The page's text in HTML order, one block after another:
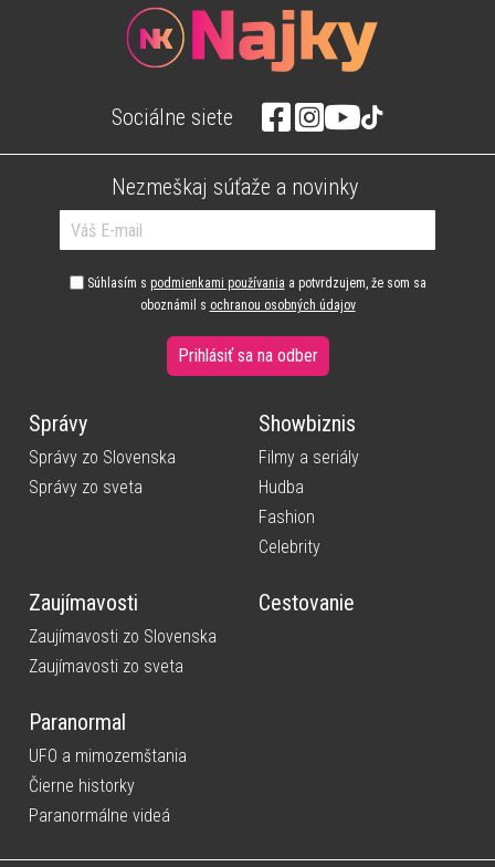
Sociálne siete
Nezmeškaj súťaže a novinky
Súhlasím s podmienkami používania a potvrdzujem, že som sa
oboznámil s ochranou osobných údajov
Prihlásiť sa na odber
Správy
Správy zo Slovenska
Správy zo sveta
Showbiznis
Filmy a seriály
Hudba
Fashion
Celebrity
Zaujímavosti
Zaujímavosti zo Slovenska
Zaujímavosti zo sveta
Cestovanie
Paranormal
UFO a mimozemštania
Čierne historky
Paranormálne videá